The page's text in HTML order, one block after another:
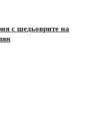
с шедьоврите на